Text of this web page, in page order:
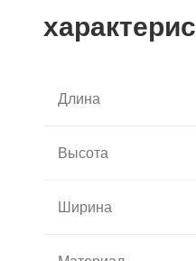
Длина
Высота
Ширина